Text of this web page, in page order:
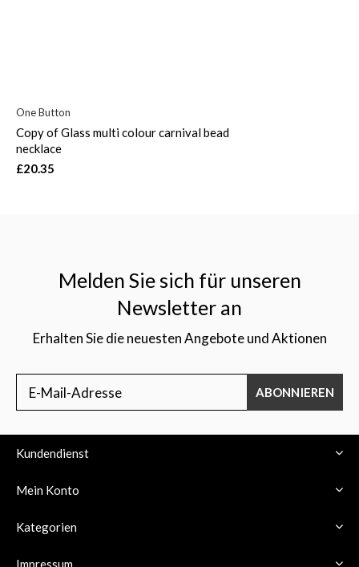
One Button
Copy of Glass multi colour carnival bead
necklace
£20.35
Melden Sie sich für unseren
Newsletter an
Erhalten Sie die neuesten Angebote und Aktionen
ABONNIEREN
Kundendienst
Mein Konto
Kategorien
Impressum